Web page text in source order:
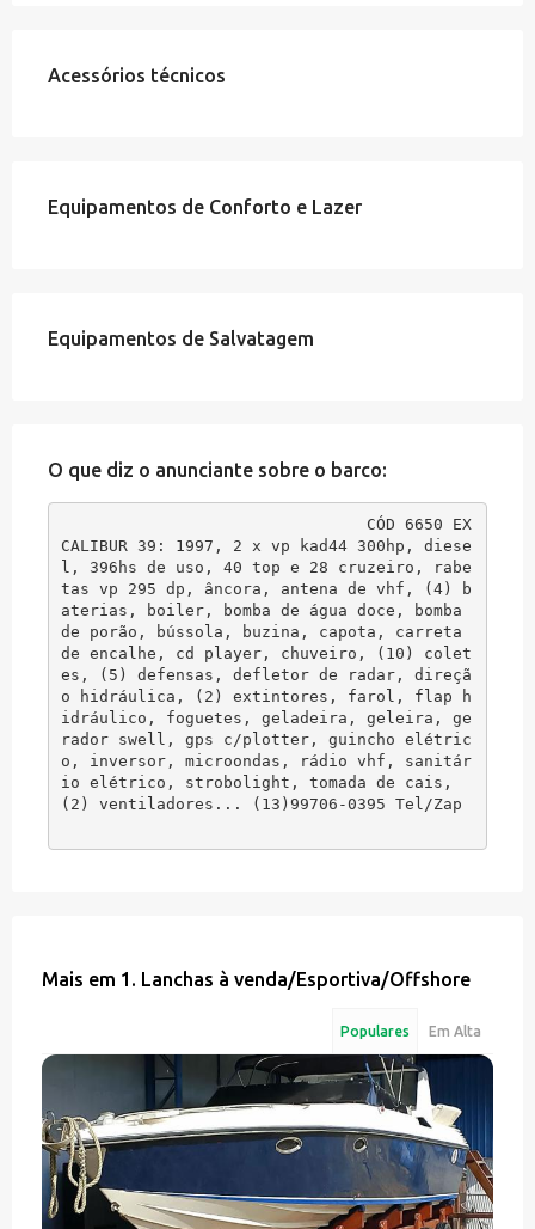
Acessórios técnicos
Equipamentos de Conforto e Lazer
Equipamentos de Salvatagem
O que diz o anunciante sobre o barco:
CÓD 6650 EX
CALIBUR 39: 1997, 2 x vp kad44 300hp, diese
l, 396hs de uso, 40 top e 28 cruzeiro, rabe
tas vp 295 dp, âncora, antena de vhf, (4) b
aterias, boiler, bomba de água doce, bomba
de porão, bússola, buzina, capota, carreta
de encalhe, cd player, chuveiro, (10) colet
es, (5) defensas, defletor de radar, direçã
o hidráulica, (2) extintores, farol, flap h
idráulico, foguetes, geladeira, geleira, ge
rador swell, gps c/plotter, guincho elétric
o, inversor, microondas, rádio vhf, sanitár
io elétrico, strobolight, tomada de cais,
(2) ventiladores... (13)99706-0395 Tel/Zap
Mais em 1. Lanchas à venda/Esportiva/Offshore
Populares Em Alta